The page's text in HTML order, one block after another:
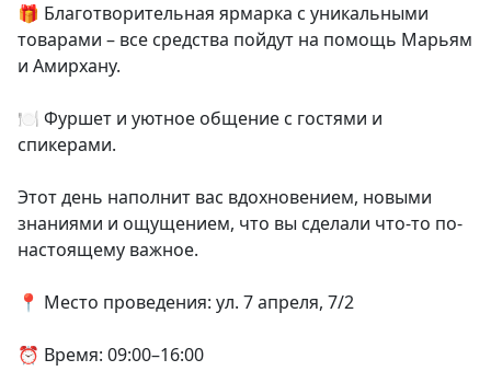
🎁 Благотворительная ярмарка с уникальными
товарами – все средства пойдут на помощь Марьям
и Амирхану.
🍽️ Фуршет и уютное общение с гостями и
спикерами.
Этот день наполнит вас вдохновением, новыми
знаниями и ощущением, что вы сделали что-то по-
настоящему важное.
📍 Место проведения: ул. 7 апреля, 7/2
⏰ Время: 09:00–16:00